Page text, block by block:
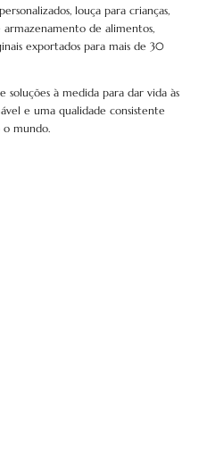
louça para crianças,
de alimentos,
exportados para mais de 30
soluções à medida para dar vida às
e uma qualidade consistente
o mundo.